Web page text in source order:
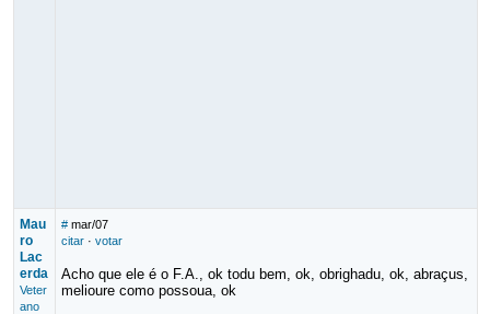
Mau
ro
Lac
erda
Veter
ano
# mar/07
citar· votar
Acho que ele é o F.A., ok todu bem, ok, obrighadu, ok, abraçus,
melioure como possoua, ok